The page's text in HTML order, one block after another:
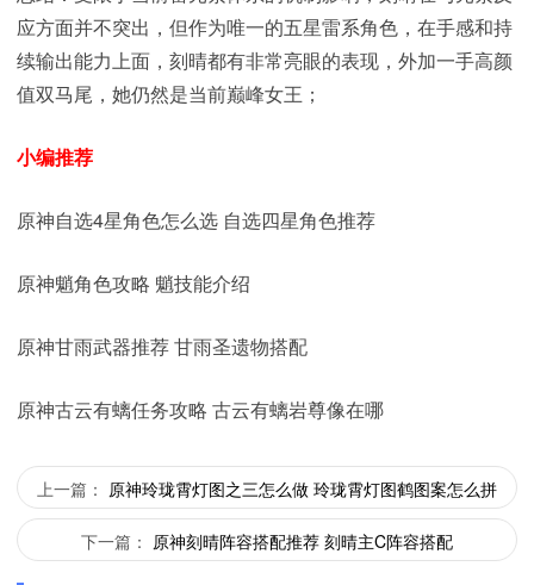
应方面并不突出，但作为唯一的五星雷系角色，在手感和持
续输出能力上面，刻晴都有非常亮眼的表现，外加一手高颜
值双马尾，她仍然是当前巅峰女王；
小编推荐
原神自选4星角色怎么选 自选四星角色推荐
原神魈角色攻略 魈技能介绍
原神甘雨武器推荐 甘雨圣遗物搭配
原神古云有螭任务攻略 古云有螭岩尊像在哪
上一篇： 原神玲珑霄灯图之三怎么做 玲珑霄灯图鹤图案怎么拼
下一篇： 原神刻晴阵容搭配推荐 刻晴主C阵容搭配